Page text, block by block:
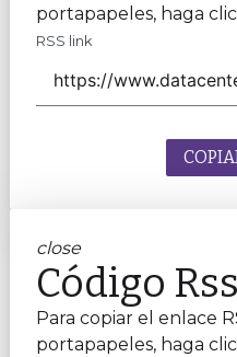
portapapeles, haga
RSS link
close
Código Rss
Para copiar el enlace
portapapeles, haga